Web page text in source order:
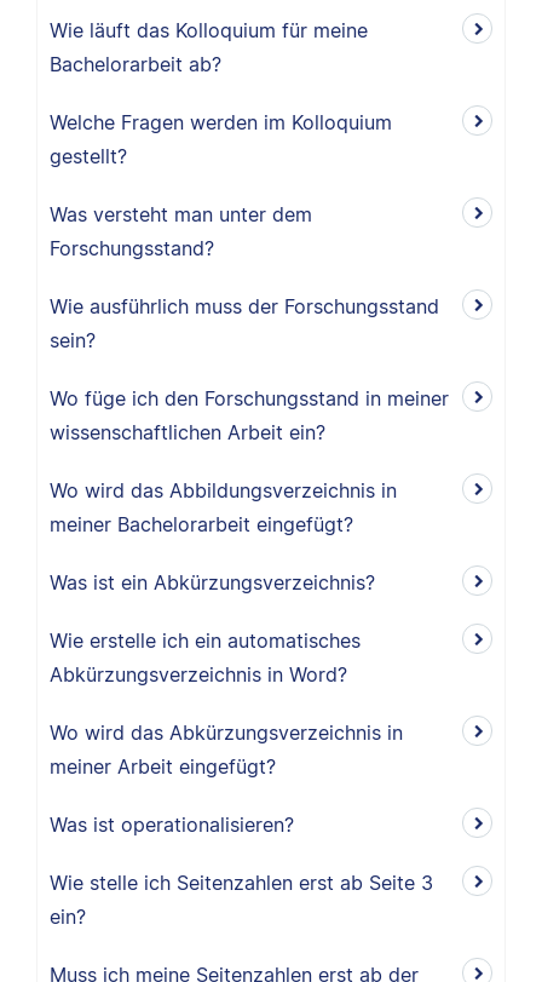
Wie läuft das Kolloquium für meine
Bachelorarbeit ab?
Welche Fragen werden im Kolloquium
gestellt?
Was versteht man unter dem
Forschungsstand?
Wie ausführlich muss der Forschungsstand
sein?
Wo füge ich den Forschungsstand in meiner
wissenschaftlichen Arbeit ein?
Wo wird das Abbildungsverzeichnis in
meiner Bachelorarbeit eingefügt?
Was ist ein Abkürzungsverzeichnis?
Wie erstelle ich ein automatisches
Abkürzungsverzeichnis in Word?
Wo wird das Abkürzungsverzeichnis in
meiner Arbeit eingefügt?
Was ist operationalisieren?
Wie stelle ich Seitenzahlen erst ab Seite 3
ein?
Muss ich meine Seitenzahlen erst ab der